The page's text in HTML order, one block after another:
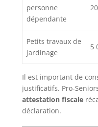
personne
dépendante
Petits travaux de
jardinage
5
Il est important de
justificatifs. Pro-
attestation fiscale
déclaration.